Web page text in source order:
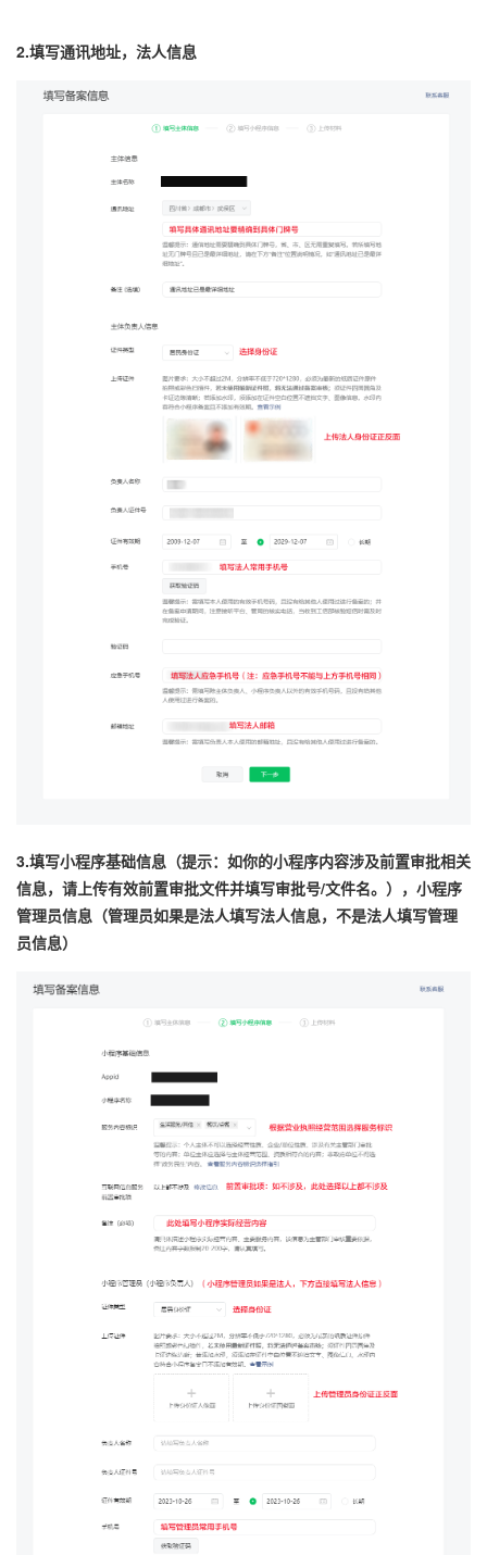
2.填写通讯地址，法人信息
3.填写小程序基础信息（提示：如你的小程序内容涉及前置审批相关
信息，请上传有效前置审批文件并填写审批号/文件名。），小程序
管理员信息（管理员如果是法人填写法人信息，不是法人填写管理
员信息）